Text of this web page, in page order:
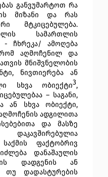
განვუმარტოთ რა
მიზანი და რას
მტკიცებულება.
სამართლის
- ჩხრეკა/ ამოღება
აღმოჩენილ და
მნიშვნელობის
ნივთიერება ან
სხვა ობიექტი3,
– საგანი,
ან სხვა ობიექტი,
ადგილითა
და მასზე
ფაქტობრივ
დანაშაულის
დადგენის ან
თუ დადასტურების